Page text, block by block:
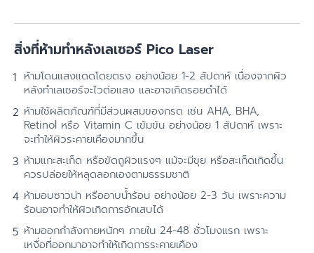
สิ่งที่ห้ามทำหลังเลเซอร์ Pico Laser
ห้ามโดนแสงแดดโดยตรง อย่างน้อย 1-2 สัปดาห์ เนื่องจากผิว
หลังทำเลเซอร์จะไวต่อแสง และอาจเกิดรอยดำได้
ห้ามใช้ผลิตภัณฑ์ที่มีส่วนผสมของกรด เช่น AHA, BHA,
Retinol หรือ Vitamin C เข้มข้น อย่างน้อย 1 สัปดาห์ เพราะ
จะทำให้ผิวระคายเคืองมากขึ้น
ห้ามแกะสะเก็ด หรือขัดถูผิวแรงๆ แม้จะมีขุย หรือสะเก็ดเกิดขึ้น
ควรปล่อยให้หลุดลอกเองตามธรรมชาติ
ห้ามอบซาวน่า หรืออาบน้ำร้อน อย่างน้อย 2-3 วัน เพราะความ
ร้อนอาจทำให้ผิวเกิดการอักเสบได้
ห้ามออกกำลังกายหนักๆ ภายใน 24-48 ชั่วโมงแรก เพราะ
เหงื่อที่ออกมาอาจทำให้เกิดการระคายเคือง